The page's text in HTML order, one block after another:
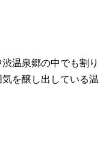
温泉郷の中でも割り
を醸し出している温